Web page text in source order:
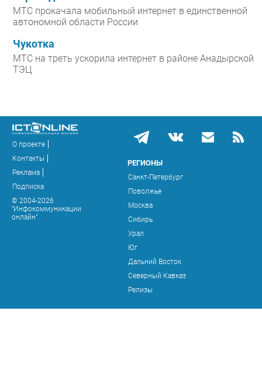
МТС прокачала мобильный интернет в единственной
автономной области России
Чукотка
МТС на треть ускорила интернет в районе Анадырской
ТЭЦ
О проекте
Контакты
Реклама
Подписка
© 2004-2026
"Инфокоммуникации
онлайн"
РЕГИОНЫ
Санкт-Петербург
Поволжье
Москва
Сибирь
Урал
Юг
Дальний Восток
Северный Кавказ
Релизы